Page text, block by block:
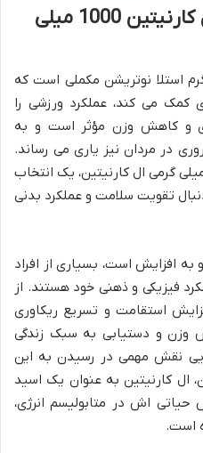
نقد و بررسی کپسول ال کارنیتین 1000 میلی
1000 میلی گرم استلا نوتریشن مکملی است که
کمک می کند، عملکرد ورزشی را
و کاهش وزن مؤثر است و به
در مردان نیز یاری می رساند.
محصول با دوز مناسب 1000 میلی گرمی ال کارنیتین، یک انتخاب
تقویت سلامت و عملکرد بدنی
افزایش است، بسیاری از افراد
فیزیکی و ذهنی خود هستند. از
استقامت و تسریع ریکاوری
وزن و دستیابی به سبک زندگی
نقش مهمی در رسیدن به این
ال کارنیتین به عنوان یک اسید
اش در متابولیسم انرژی،
است.